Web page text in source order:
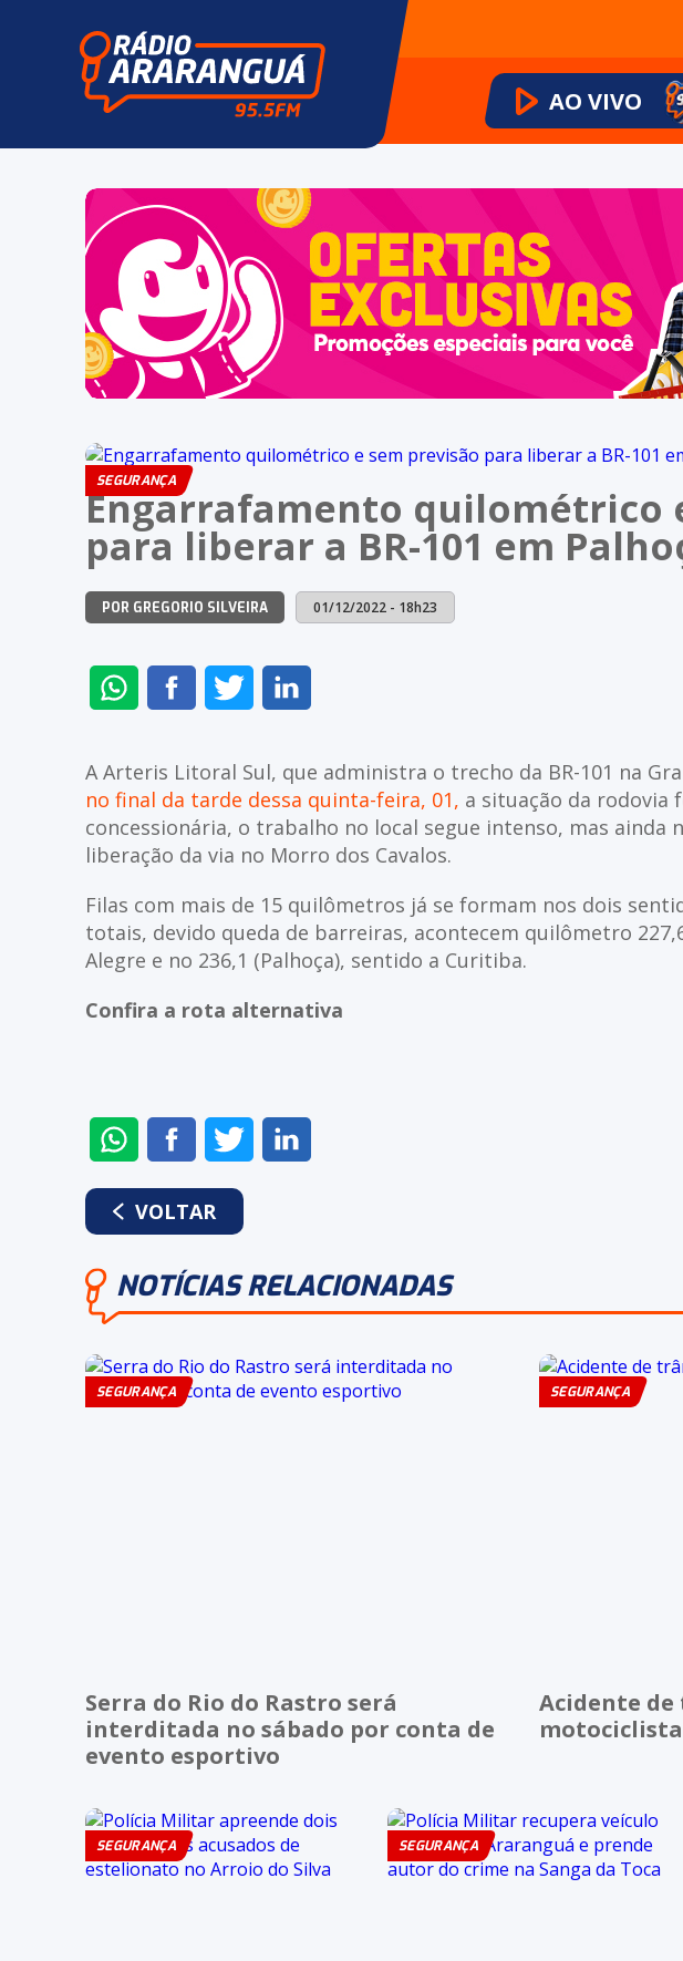
AO VIVO
SEGURANÇA
Engarrafamento quilométrico
para liberar a BR-101 em
POR GREGORIO SILVEIRA 01/12/2022 - 18h23
ENVIAR
NO
COMPARTILHAR
NO
COMPARTILHAR
NO
A Arteris Litoral Sul, que administra o trecho da BR-101 na
no final da tarde dessa quinta-feira, 01, a situação da rodovia
concessionária, o trabalho no local segue intenso, mas ainda
liberação da via no Morro dos Cavalos.
Filas com mais de 15 quilômetros já se formam nos dois
totais, devido queda de barreiras, acontecem quilômetro
Alegre e no 236,1 (Palhoça), sentido a Curitiba.
Confira a rota alternativa
ENVIAR
NO
WHATSAPP
COMPARTILHAR
NO
FACEBOOK
COMPARTILHAR
NO
VOLTAR
NOTÍCIAS RELACIONADAS
SEGURANÇA
Serra do Rio do Rastro será
interditada no sábado por conta de
evento esportivo
SEGURANÇA
Acidente
SEGURANÇA SEGURANÇA